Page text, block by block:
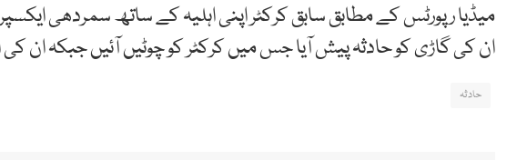
میڈیا رپورٹس کے مطابق سابق کرکٹر اپنی اہلیہ کے ساتھ سمردھی
ان کی گاڑی کو حادثہ پیش آیا جس میں کرکٹر کو چوٹیں آئیں جبکہ ان کی
حادثہ